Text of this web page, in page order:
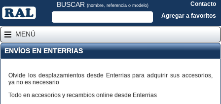
BUSCAR (nombre, referencia o modelo)
Contacto
Agregar a favoritos
MENÚ
ENVÍOS EN ENTERRIAS
Olvide los desplazamientos desde Enterrias para adquirir sus accesorios,
ya no es necesario
Todo en accesorios y recambios online desde Enterrias